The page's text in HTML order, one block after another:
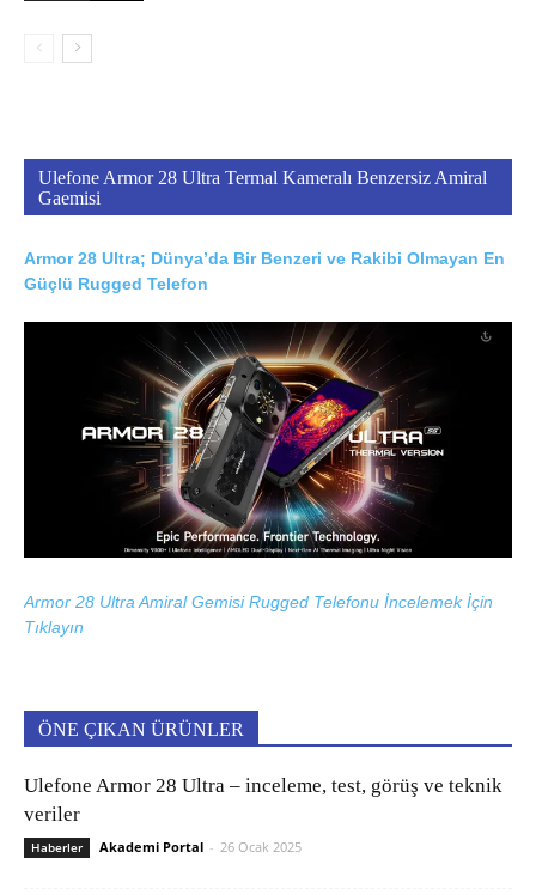
Ulefone Armor 28 Ultra Termal Kameralı Benzersiz Amiral
Gaemisi
Armor 28 Ultra; Dünya’da Bir Benzeri ve Rakibi Olmayan En
Güçlü Rugged Telefon
Armor 28 Ultra Amiral Gemisi Rugged Telefonu İncelemek İçin
Tıklayın
ÖNE ÇIKAN ÜRÜNLER
Ulefone Armor 28 Ultra – inceleme, test, görüş ve teknik
veriler
Haberler Akademi Portal - 26 Ocak 2025